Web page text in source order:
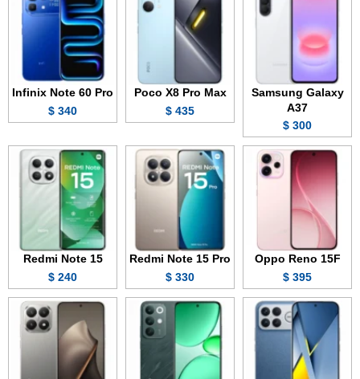
Samsung Galaxy
A37
300 $
Poco X8 Pro Max
435 $
Infinix Note 60 Pro
340 $
Oppo Reno 15F
395 $
Redmi Note 15 Pro
330 $
Redmi Note 15
240 $